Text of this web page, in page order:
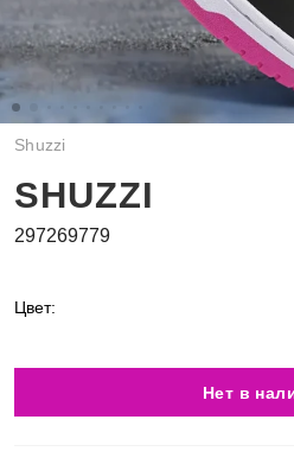
Shuzzi
SHUZZI
297269779
Цвет:
Нет в